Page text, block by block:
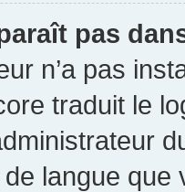
pas
n’a pas
traduit le
de langue